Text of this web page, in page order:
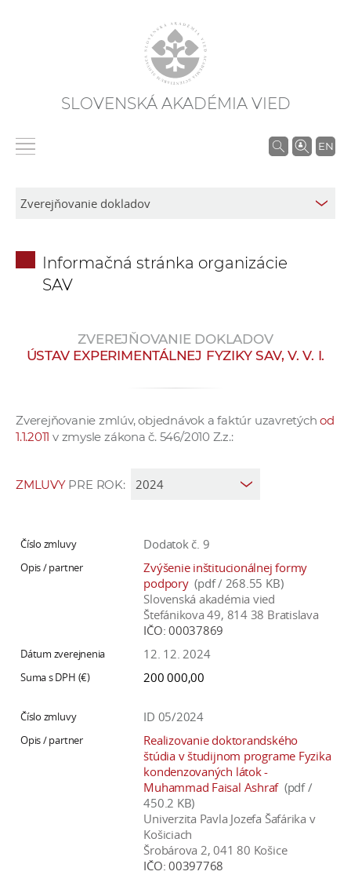
SLOVENSKÁ AKADÉMIA VIED
EN
V
e
r
c
o
n
Informačná stránka organizácie
SAV
ZVEREJŇOVANIE DOKLADOV
ÚSTAV EXPERIMENTÁLNEJ FYZIKY SAV, V. V. I.
Zverejňovanie zmlúv, objednávok a faktúr uzavretýchod
1.1.2011 v zmysle zákona č. 546/2010 Z.z.:
ZMLUVYPRE ROK:
Dodatok č. 9
Zvýšenie inštitucionálnej formy
podpory (pdf / 268.55 KB)
Slovenská akadémia vied
Štefánikova 49, 814 38 Bratislava
IČO: 00037869
12. 12. 2024
200 000,00
ID 05/2024
Realizovanie doktorandského
štúdia v študijnom programe Fyzika
kondenzovaných látok -
Muhammad Faisal Ashraf (pdf /
450.2 KB)
Univerzita Pavla Jozefa Šafárika v
Košiciach
Šrobárova 2, 041 80 Košice
IČO: 00397768